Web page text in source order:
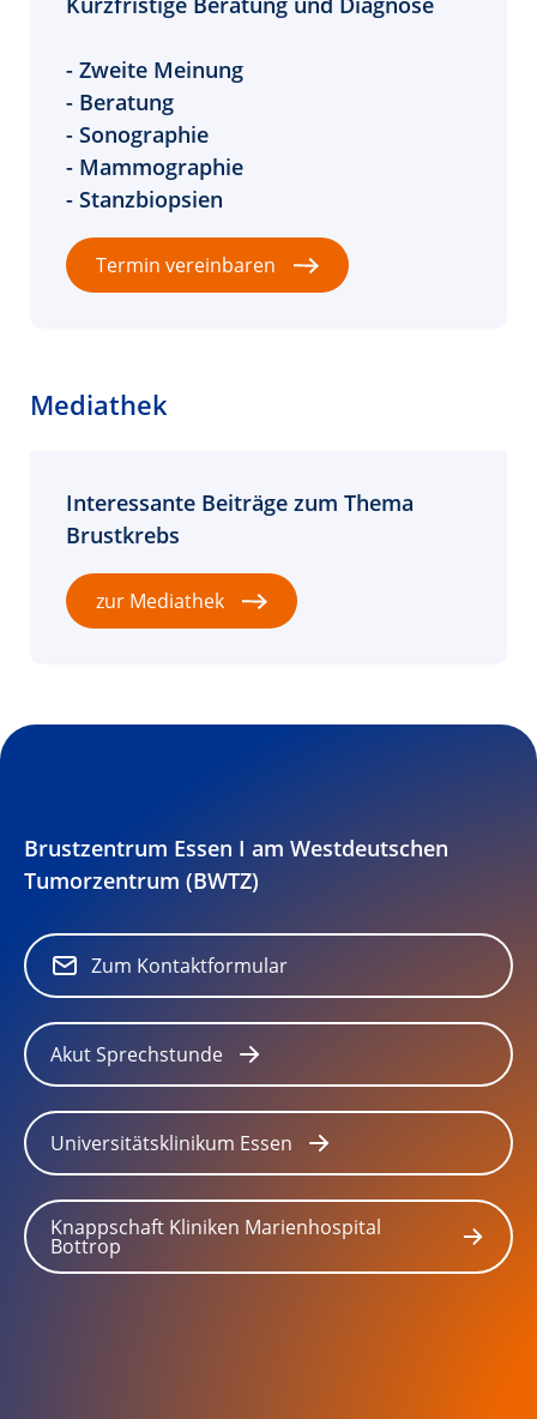
- Zweite Meinung
- Beratung
- Sonographie
- Mammographie
- Stanzbiopsien
Termin vereinbaren
Mediathek
Interessante Beiträge zum Thema
Brustkrebs
zur Mediathek
Brustzentrum Essen I am Westdeutschen
Tumorzentrum (BWTZ)
Zum Kontaktformular
Akut Sprechstunde
Universitätsklinikum Essen
Knappschaft Kliniken Marienhospital
Bottrop